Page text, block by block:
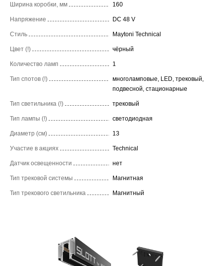
Ширина коробки, мм 160
Напряжение DC 48 V
Стиль Maytoni Technical
Цвет (!) чёрный
Количество ламп 1
Тип спотов (!)
многоламповые, LED, трековый,
подвесной, стационарные
Тип светильника (!) трековый
Тип лампы (!) светодиодная
Диаметр (см) 13
Участие в акциях Technical
Датчик освещенности нет
Тип трековой системы Магнитная
Тип трекового светильника Магнитный